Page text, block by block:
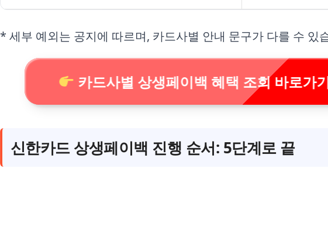
* 세부 예외는 공지에 따르며, 카드사별 안내 문구가 다를 수 있
카드사별 상생페이백 혜택 조회 바로가
신한카드 상생페이백 진행 순서: 5단계로 끝